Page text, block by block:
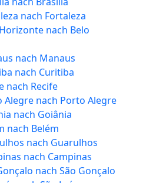
nach Fortaleza
nach Belo
nach Manaus
nach Curitiba
nach Recife
Alegre nach Porto Alegre
nach Goiânia
nach Belém
nach Guarulhos
nach Campinas
nach São Gonçalo